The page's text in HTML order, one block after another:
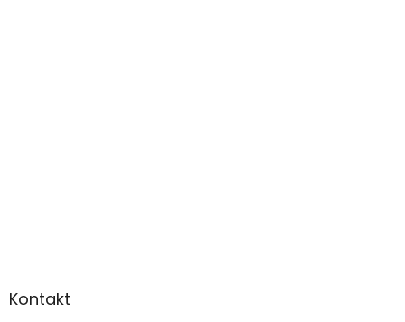
Kontakt